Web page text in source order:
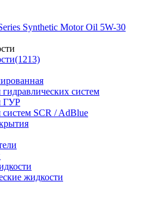
Synthetic Motor Oil 5W-30
(1213)
систем
ГУР
SCR / AdBlue
жидкости